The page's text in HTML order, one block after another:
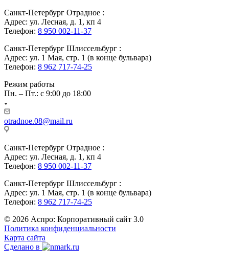
Санкт-Петербург Отрадное :
Адрес: ул. Лесная, д. 1, кп 4
Телефон: 8 950 002-11-37
Санкт-Петербург Шлиссельбург :
Адрес: ул. 1 Мая, стр. 1 (в конце бульвара)
Телефон: 8 962 717-74-25
Режим работы
Пн. – Пт.: с 9:00 до 18:00
otradnoe.08@mail.ru
Санкт-Петербург Отрадное :
Адрес: ул. Лесная, д. 1, кп 4
Телефон: 8 950 002-11-37
Санкт-Петербург Шлиссельбург :
Адрес: ул. 1 Мая, стр. 1 (в конце бульвара)
Телефон: 8 962 717-74-25
© 2026 Аспро: Корпоративный сайт 3.0
Политика конфиденциальности
Карта сайта
Сделано в